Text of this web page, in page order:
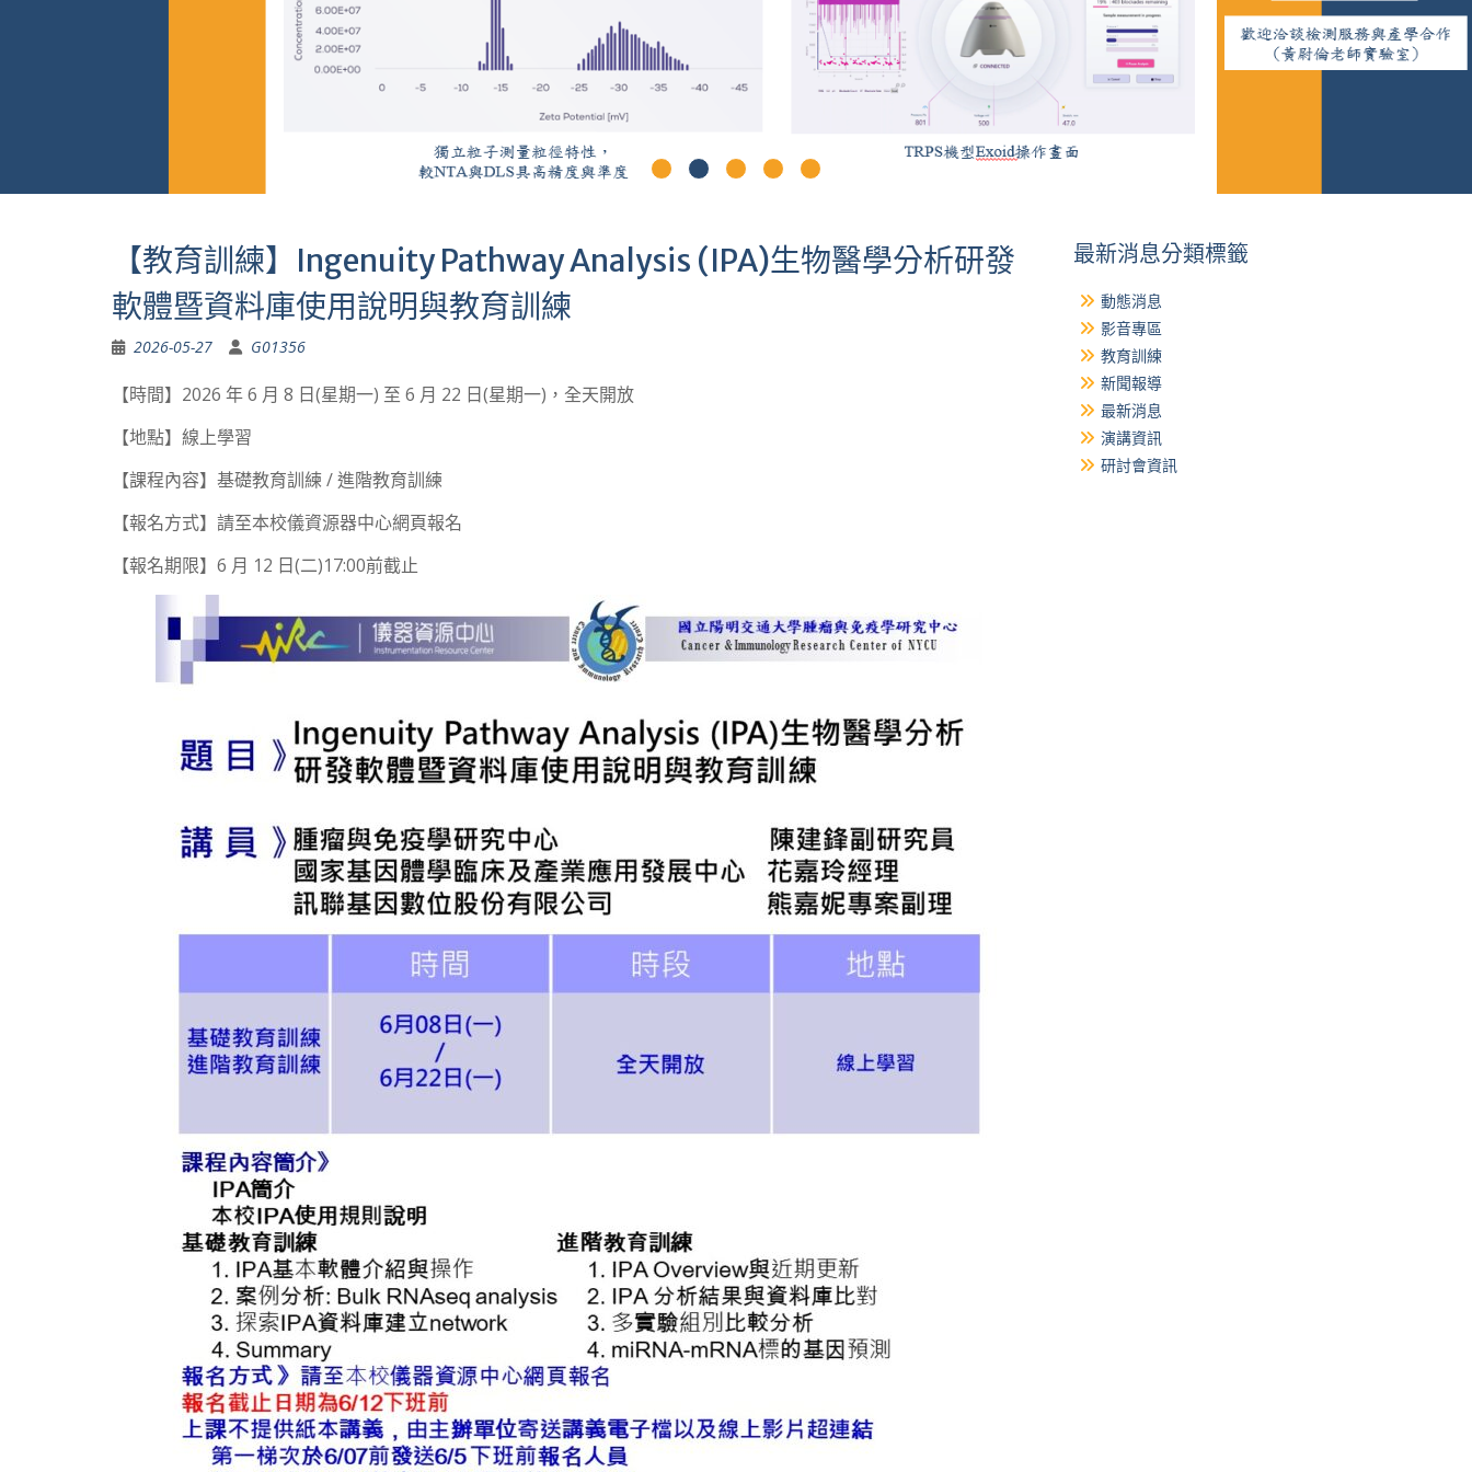
【教育訓練】Ingenuity Pathway Analysis (IPA)生物醫學分析研發
軟體暨資料庫使用說明與教育訓練
2026-05-27 G01356
【時間】2026 年 6 月 8 日(星期一) 至 6 月 22 日(星期一)，全天開放
【地點】線上學習
【課程內容】基礎教育訓練 / 進階教育訓練
【報名方式】請至本校儀資源器中心網頁報名
【報名期限】6 月 12 日(二)17:00前截止
最新消息分類標籤
動態消息
影音專區
教育訓練
新聞報導
最新消息
演講資訊
研討會資訊